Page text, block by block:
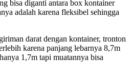
bisa diganti antara box kontainer
adalah karena fleksibel sehingga
darat dengan kontainer, tronton
karena panjang lebarnya 8,7m
1,7m tapi muatannya bisa